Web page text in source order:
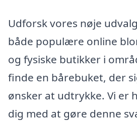
Udforsk vores nøje
både populære online
og fysiske butikker i
finde en bårebuket, der
ønsker at udtrykke. Vi er
dig med at gøre denne